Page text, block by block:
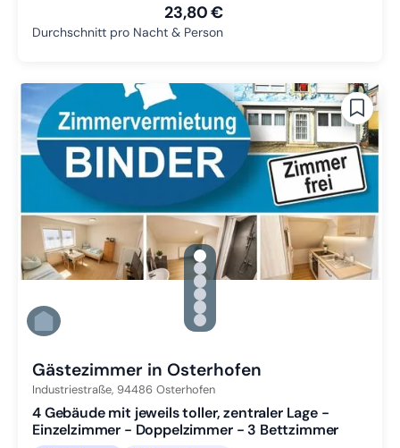
23,80 €
Durchschnitt pro Nacht & Person
gallery.slide_selector
Zu Slide 1 wechseln
Zu Slide 2 wechseln
Zu Slide 3 wechseln
Zu Slide 4 wechseln
Zu Slide 5 wechseln
Zu Slide 6 wechseln
Gästezimmer in Osterhofen
Industriestraße, 94486 Osterhofen
4 Gebäude mit jeweils toller, zentraler Lage -
Einzelzimmer - Doppelzimmer - 3 Bettzimmer